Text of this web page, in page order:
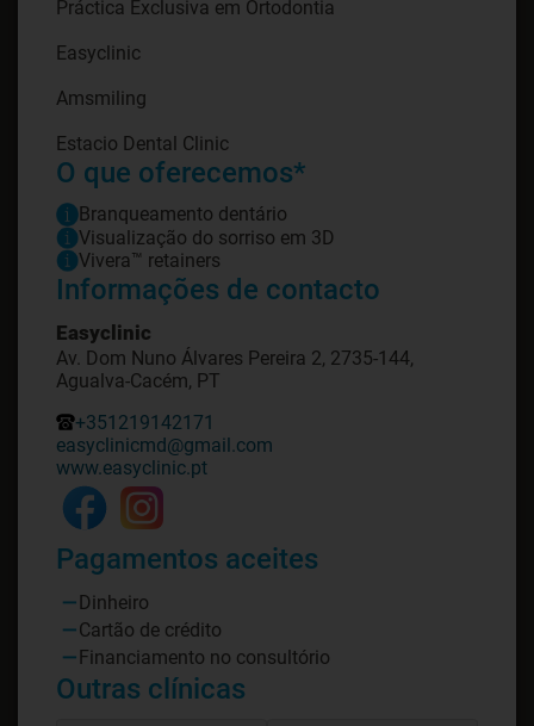
Práctica Exclusiva em Ortodontia
Easyclinic
Amsmiling
Estacio Dental Clinic
O que oferecemos*
Branqueamento dentário
Visualização do sorriso em 3D
Vivera™ retainers
Informações de contacto
Easyclinic
Av. Dom Nuno Álvares Pereira 2, 2735-144,
Agualva-Cacém, PT
+351219142171
easyclinicmd@gmail.com
www.easyclinic.pt
Pagamentos aceites
Dinheiro
Cartão de crédito
Financiamento no consultório
Outras clínicas